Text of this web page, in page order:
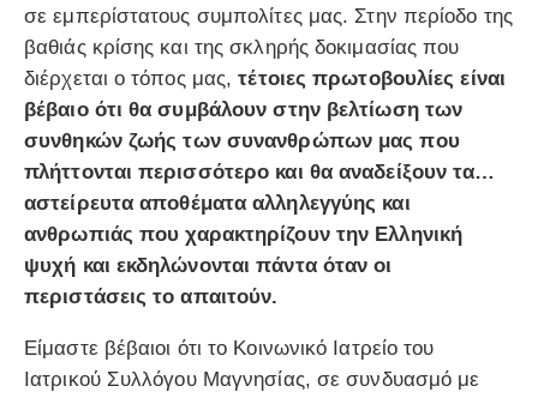
σε εμπερίστατους συμπολίτες μας. Στην περίοδο της
βαθιάς κρίσης και της σκληρής δοκιμασίας που
διέρχεται ο τόπος μας,τέτοιες πρωτοβουλίες είναι
βέβαιο ότι θα συμβάλουν στην βελτίωση των
συνθηκών ζωής των συνανθρώπων μας που
πλήττονται περισσότερο και θα αναδείξουν τα…
αστείρευτα αποθέματα αλληλεγγύης και
ανθρωπιάς που χαρακτηρίζουν την Ελληνική
ψυχή και εκδηλώνονται πάντα όταν οι
περιστάσεις το απαιτούν.
Είμαστε βέβαιοι ότι το Κοινωνικό Ιατρείο του
Ιατρικού Συλλόγου Μαγνησίας, σε συνδυασμό με